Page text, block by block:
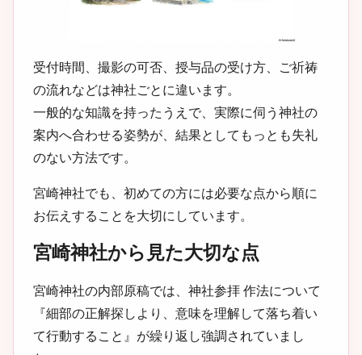
受付時間、撮影の可否、授与品の受け方、ご祈祷
の流れなどは神社ごとに違います。
一般的な知識を持ったうえで、実際に伺う神社の
案内へ合わせる姿勢が、結果としてもっとも失礼
のない方法です。
宮崎神社でも、初めての方には必要な点から順に
お伝えすることを大切にしています。
宮崎神社から見た大切な点
宮崎神社の内部原稿では、神社参拝 作法について
『細部の正解探しより、意味を理解して落ち着い
て行動すること』が繰り返し強調されていまし